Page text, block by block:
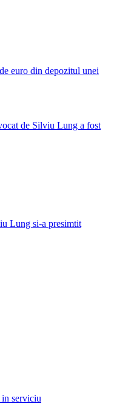
euro din depozitul unei
de Silviu Lung a fost
Lung si-a presimtit
serviciu